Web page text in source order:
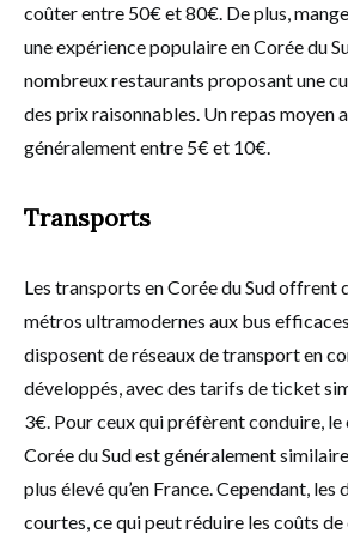
coûter entre 50€ et 80€. De plus,
une expérience populaire en Corée du
nombreux restaurants proposant une
des prix raisonnables. Un repas moyen
généralement entre 5€ et 10€.
Transports
Les transports en Corée du Sud offrent
métros ultramodernes aux bus
disposent de réseaux de transport en
développés, avec des tarifs de ticket
3€. Pour ceux qui préfèrent conduire, le
Corée du Sud est généralement
plus élevé qu’en France. Cependant, les
courtes, ce qui peut réduire les coûts